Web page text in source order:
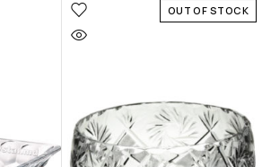
OUT OF STOCK